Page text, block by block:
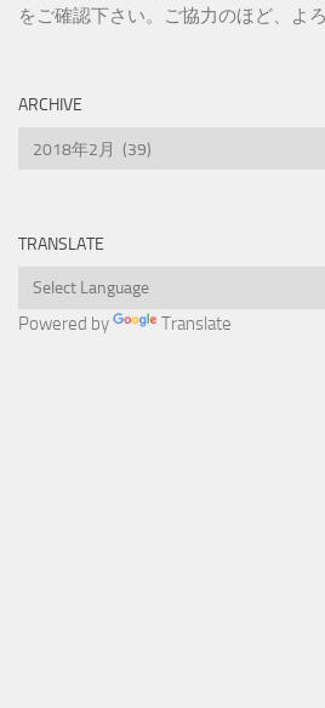
をご確認下さい。ご協力のほど、よ
ARCHIVE
Archive
TRANSLATE
Powered by Translate